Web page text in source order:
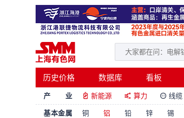
历史价格 数据库 看板
产 业  新能源  算力  线缆
基本金属
铜 铝 铅 锌 锡